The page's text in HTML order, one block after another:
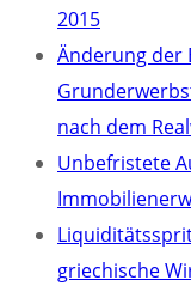
2015
Änderung der
nach dem
Unbefristete
griechische